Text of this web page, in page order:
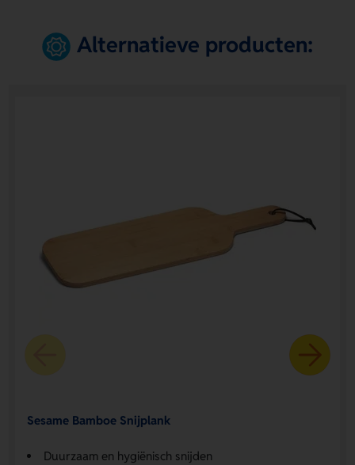
Alternatieve producten:
Sesame Bamboe Snijplank
Duurzaam en hygiënisch snijden